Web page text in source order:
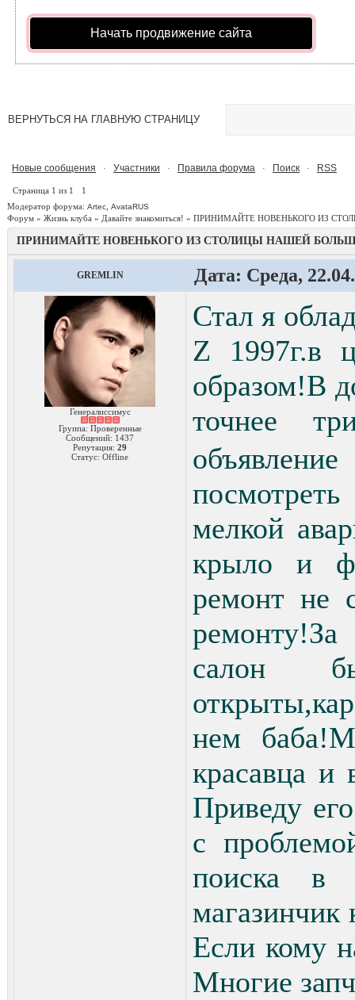
Начать продвижение сайта
ВЕРНУТЬСЯ НА ГЛАВНУЮ СТРАНИЦУ
Новые сообщения · Участники · Правила форума · Поиск · RSS
Страница 1 из 1
1
Модератор форума: Artec AvataRUS
Форум » Жизнь клуба » Давайте знакомиться! » ПРИНИМАЙТЕ НОВЕНЬКОГО ИЗ
ПРИНИМАЙТЕ НОВЕНЬКОГО ИЗ СТОЛИЦЫ НАШЕЙ
GREMLIN Дата: Среда,
Генералиссимус
Группа: Проверенные
Сообщений: 1437
Репутация: 29
Статус: Offline
Стал я
Z 1997г.в
образом!В
точнее
мелкой
крыло и
ремонт не
салон
нем
красавца и
Приведу
с
поиска в
магазинчик
Если кому
Многие